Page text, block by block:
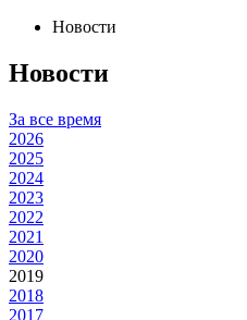
Новости
Новости
За все время
2026
2025
2024
2023
2022
2021
2020
2019
2018
2017